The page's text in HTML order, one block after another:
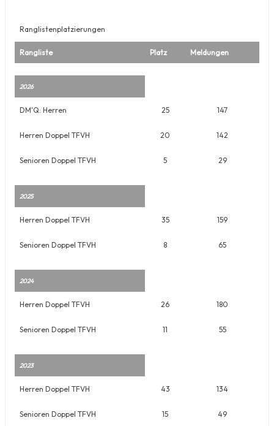
Ranglistenplatzierungen
Rangliste Platz Meldungen
2026
DM'Q: Herren 25 147
Herren Doppel TFVH 20 142
Senioren Doppel TFVH 5 29
2025
Herren Doppel TFVH 35 159
Senioren Doppel TFVH 8 65
2024
Herren Doppel TFVH 26 180
Senioren Doppel TFVH 11 55
2023
Herren Doppel TFVH 43 134
Senioren Doppel TFVH 15 49